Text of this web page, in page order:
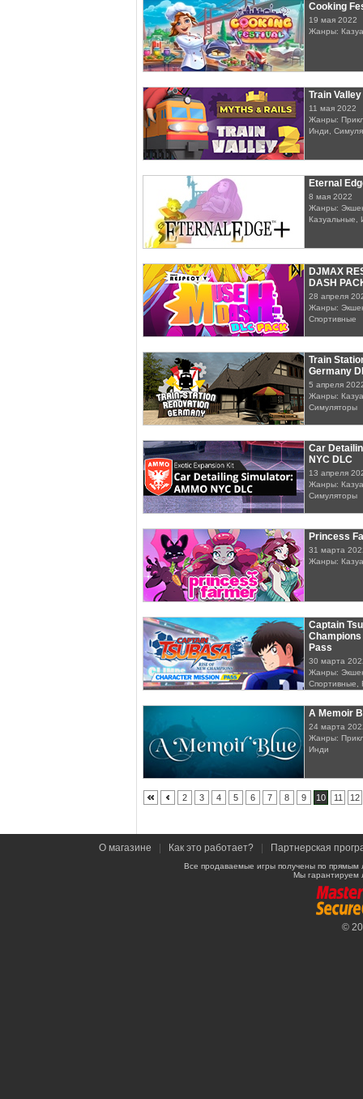
Cooking
19 мая 2022
Жанры:
Train
11 мая 2022
Жанры:
Инди,
Eternal
8 мая 2022
Жанры:
Казуальные,
DJMAX
DASH
28 апреля
Жанры:
Спортивные
Train
Germany
5 апреля
Жанры:
Симуляторы
Car
NYC DLC
13 апреля
Жанры:
Симуляторы
Princess
31 марта
Жанры:
Captain
Pass
30 марта
Жанры:
Спортивные,
A Memoir
24 марта
Жанры:
Инди
2 3 4 5 6 7 8 9 10 11 12
О магазине Как это работает? Партнерская
Все продаваемые игры получены по
Мы гарантируем
©